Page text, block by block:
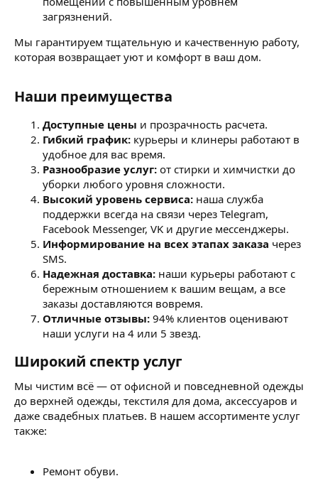
загрязнений.
Мы гарантируем тщательную и качественную работу,
которая возвращает уют и комфорт в ваш дом.
Наши преимущества
Доступные цены и прозрачность расчета.
Гибкий график: курьеры и клинеры работают в
удобное для вас время.
Разнообразие услуг: от стирки и химчистки до
уборки любого уровня сложности.
Высокий уровень сервиса: наша служба
поддержки всегда на связи через Telegram,
Facebook Messenger, VK и другие мессенджеры.
Информирование на всех этапах заказа через
SMS.
Надежная доставка: наши курьеры работают с
бережным отношением к вашим вещам, а все
заказы доставляются вовремя.
Отличные отзывы: 94% клиентов оценивают
наши услуги на 4 или 5 звезд.
Широкий спектр услуг
Мы чистим всё — от офисной и повседневной одежды
до верхней одежды, текстиля для дома, аксессуаров и
даже свадебных платьев. В нашем ассортименте услуг
также:
Ремонт обуви.